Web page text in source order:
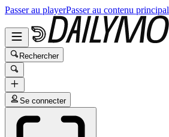
Passer au playerPasser au contenu principal
Rechercher
Se connecter